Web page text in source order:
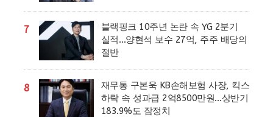
7
블랙핑크 10주년 논란 속 YG 2분기
실적…양현석 보수 27억, 주주 배당의
절반
8
재무통 구본욱 KB손해보험 사장, 킥스
하락 속 성과급 2억8500만원…상반기
183.9%도 잠정치